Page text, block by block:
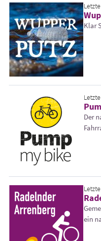
Klar
Der
ein